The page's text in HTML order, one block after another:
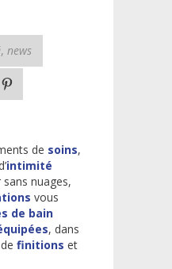
, news
de soins,
intimité
nuages,
vous
de bain
, dans
finitions et